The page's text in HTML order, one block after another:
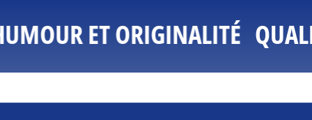
ET ORIGINALITÉ